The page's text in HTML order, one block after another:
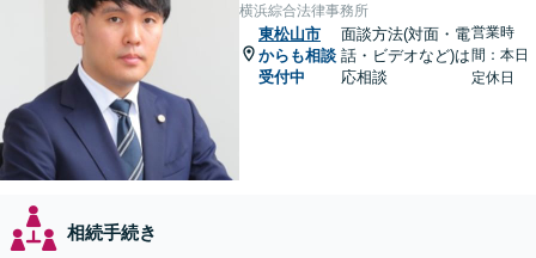
横浜綜合法律事務所
東松山市
からも相談
受付中
面談方法(対面・電
話・ビデオなど)は
応相談
営業時
間：本日
定休日
相続手続き